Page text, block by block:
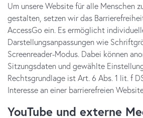
Um unsere Website für alle Menschen
gestalten, setzen wir das
AccessGo ein. Es ermöglicht
Darstellungsanpassungen wie
Screenreader-Modus. Dabei können
Sitzungsdaten und gewählte
Rechtsgrundlage ist Art. 6 Abs. 1 lit. f
Interesse an einer barrierefreien
YouTube und externe